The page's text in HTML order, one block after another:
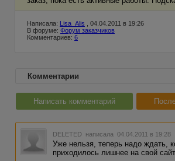
Написала: Lisa_Alis , 04.04.2011 в 19:26
В форуме: Форум заказчиков
Комментариев: 6
Комментарии
Написать комментарий
DELETED написала 04.04.2011 в 19:28
Уже нельзя, теперь надо ждать,
приходилось лишнее на свой